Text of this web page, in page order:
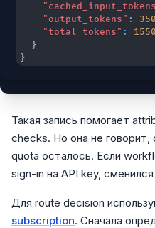
"output_tokens" : 350
"total_tokens" :
1550
}
}
Такая запись помогает
checks. Но она не говорит,
quota осталось. Если
sign-in на API key,
Для route decision
subscription. Сначала